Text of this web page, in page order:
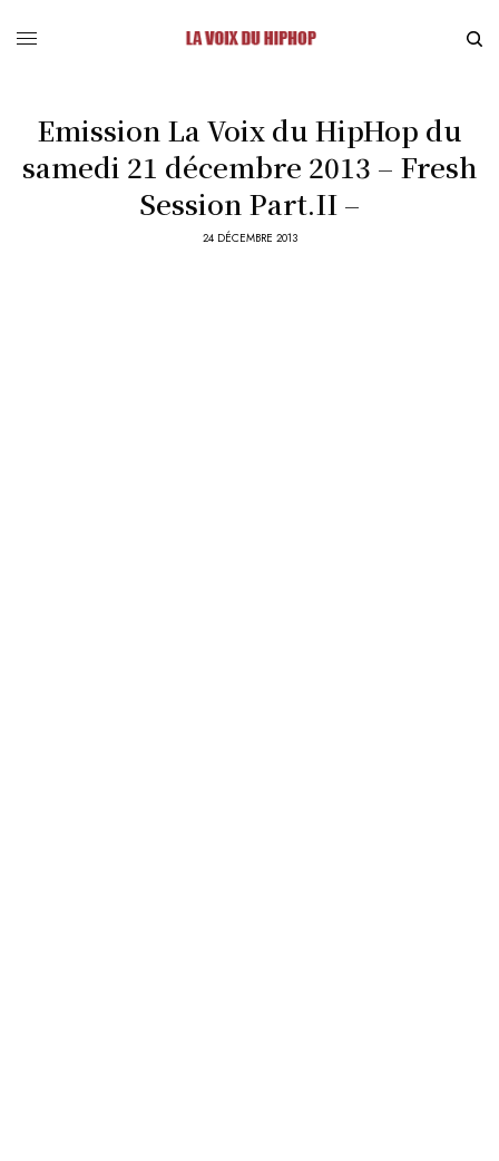
Emission La Voix du HipHop du
samedi 21 décembre 2013 – Fresh
Session Part.II –
24 DÉCEMBRE 2013